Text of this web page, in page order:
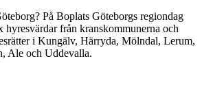
På Boplats Göteborgs regiondag
hyresvärdar från kranskommunerna och
i Kungälv, Härryda, Mölndal, Lerum,
Ale och Uddevalla.